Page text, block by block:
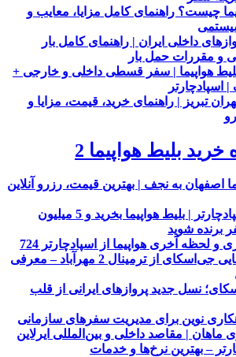
چیست؟ راهنمای کامل مزایا، معایب و
داخلی ایران | راهنمای کامل بار
و مقررات حمل بار
هواپیما | سفر قسطی داخلی و خارجی +
تبریز | راهنمای خرید، قیمت، مزایا و
بلیط هواپیما 2
اصفهان به نجف | بهترین قیمت، رزرو آنلاین
طرح هفتگی اسپادچارتر | بلیط هواپیما بخرید و 5 میلیون
برنده شوید
و لحظه آخری هواپیما از اسپادچارتر 724
پروازهای هواپیمایی جی‌اسکای از ترمینال 2 مهرآباد – معرفی
نسل جدید پروازهای ایرانی از قلب
نوین برای مدیریت سفرهای سازمانی
ماهان | مقاصد داخلی و بین‌المللی ایرلاین
– بهترین نرخ‌ها و خدمات